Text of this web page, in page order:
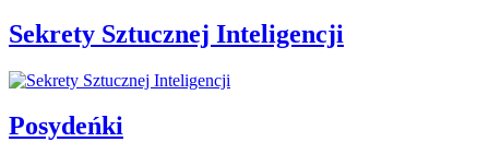
Sekrety Sztucznej Inteligencji
Posydeńki